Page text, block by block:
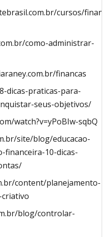
cursos/
como-administrar-
financas
dicas-praticas-para-
seus-objetivos/
watch?v=yPoBIw-sqbQ
site/blog/educacao-
financeira-10-dicas-
content/planejamento-
blog/controlar-